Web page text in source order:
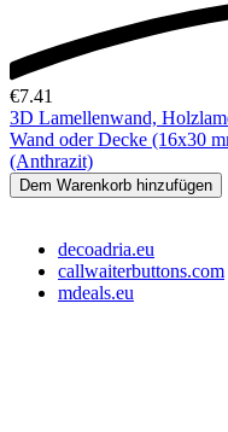
€7.41
3D Lamellenwand,
Wand oder Decke (16x30
(Anthrazit)
Dem Warenkorb hinzufügen
decoadria.eu
callwaiterbuttons.com
mdeals.eu